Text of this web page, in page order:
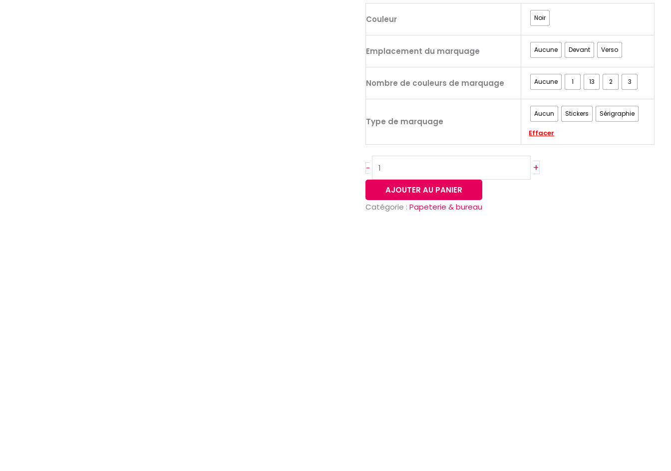
Couleur Noir
Emplacement du marquage Aucune Devant Verso
Nombre de couleurs de marquage Aucune 1 13 2 3
Type de marquage
Aucun Stickers Sérigraphie
Effacer
-
et
15
pages
lignées
pour
blanc
+
AJOUTER AU PANIER
Catégorie :Papeterie & bureau